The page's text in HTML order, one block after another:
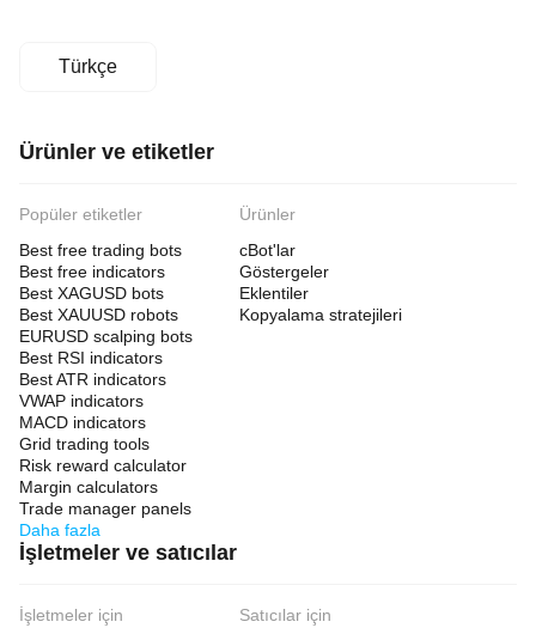
Türkçe
Ürünler ve etiketler
Popüler etiketler
Best free trading bots
Best free indicators
Best XAGUSD bots
Best XAUUSD robots
EURUSD scalping bots
Best RSI indicators
Best ATR indicators
VWAP indicators
MACD indicators
Grid trading tools
Risk reward calculator
Margin calculators
Trade manager panels
Daha fazla
Ürünler
cBot'lar
Göstergeler
Eklentiler
Kopyalama stratejileri
İşletmeler ve satıcılar
İşletmeler için
Satıcılar için